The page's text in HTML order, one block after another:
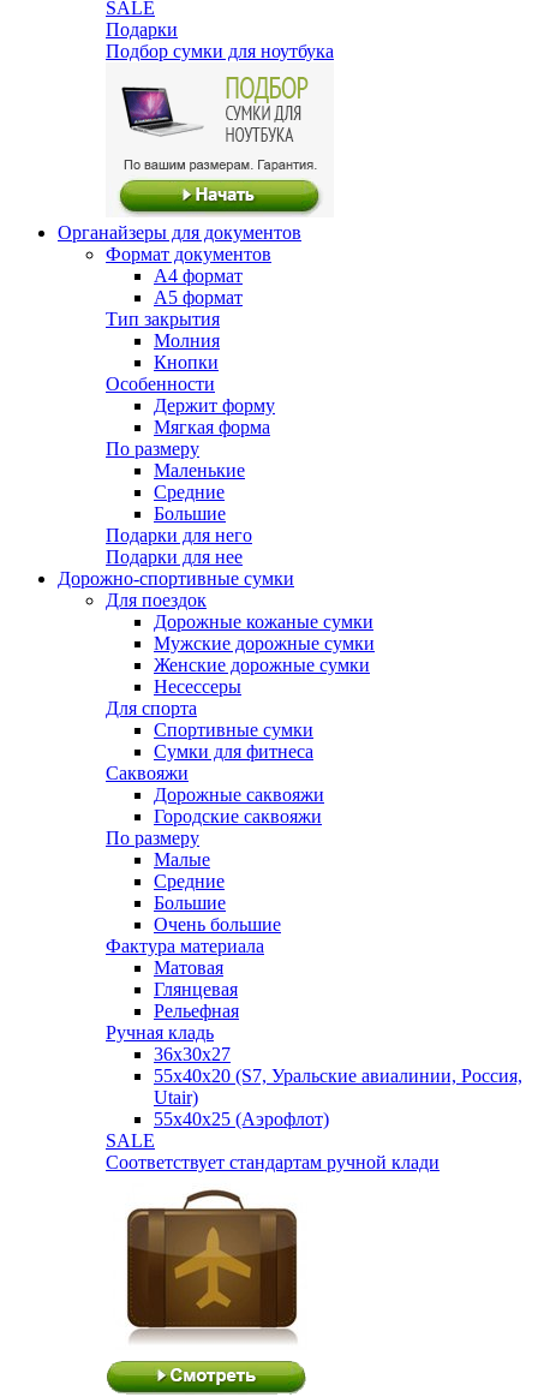
SALE
Подарки
Подбор сумки для ноутбука
Органайзеры для документов
Формат документов
А4 формат
А5 формат
Тип закрытия
Молния
Кнопки
Особенности
Держит форму
Мягкая форма
По размеру
Маленькие
Средние
Большие
Подарки для него
Подарки для нее
Дорожно-спортивные сумки
Для поездок
Дорожные кожаные сумки
Мужские дорожные сумки
Женские дорожные сумки
Несессеры
Для спорта
Спортивные сумки
Сумки для фитнеса
Саквояжи
Дорожные саквояжи
Городские саквояжи
По размеру
Малые
Средние
Большие
Очень большие
Фактура материала
Матовая
Глянцевая
Рельефная
Ручная кладь
36х30x27
55х40х20 (S7, Уральские авиалинии, Россия,
Utair)
55х40х25 (Аэрофлот)
SALE
Соответствует стандартам ручной клади